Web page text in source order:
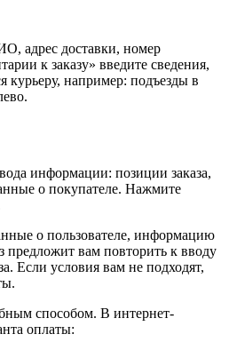
адрес доставки, номер
к заказу» введите сведения,
курьеру, например: подъезды в
информации: позиции заказа,
о покупателе. Нажмите
о пользователе, информацию
предложит вам повторить к вводу
Если условия вам не подходят,
способом. В интернет-
оплаты: